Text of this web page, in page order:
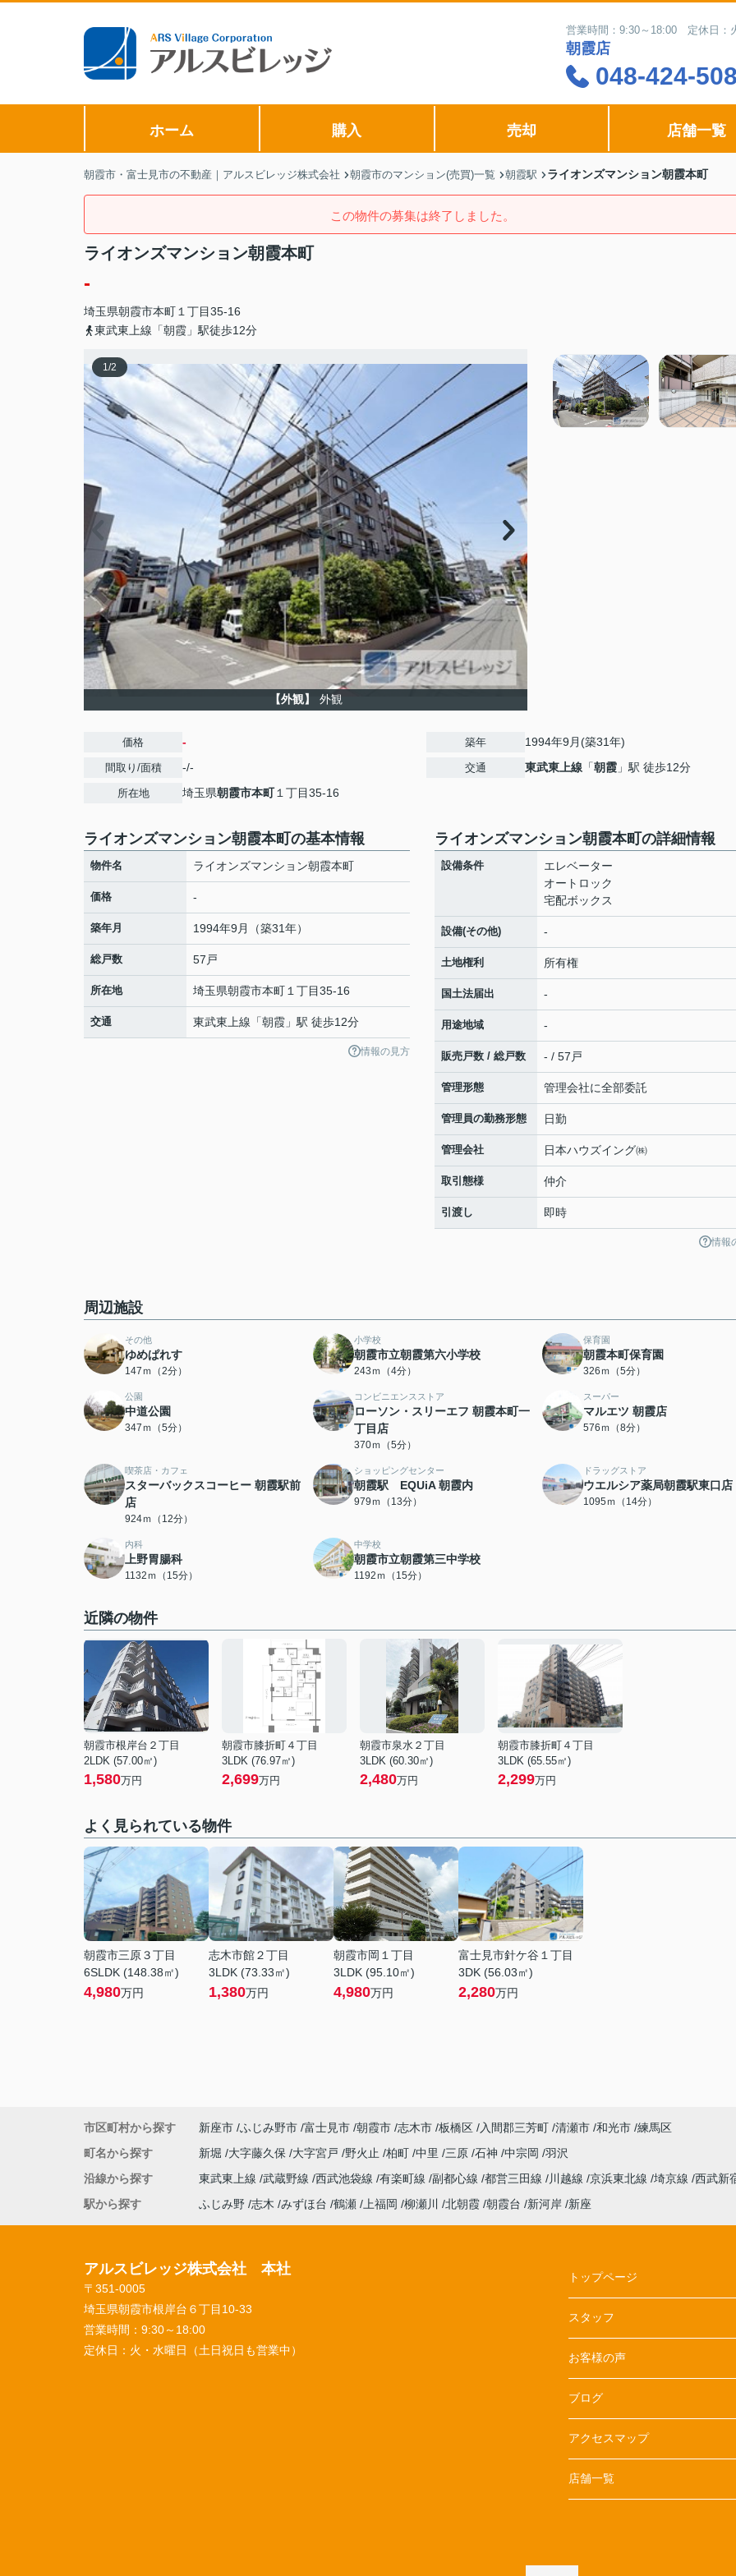
営業時間：9:30～18:00 定休日：
朝霞店
048-424-
ホーム 購入 売却 店舗一覧
朝霞市・富士見市の不動産｜アルスビレッジ株式会社 朝霞市のマンション(売買)一覧 朝霞駅 ライオンズマンション朝霞本町
この物件の募集は終了しました。
ライオンズマンション朝霞本町
-
埼玉県朝霞市本町 １丁目35-16
東武東上線「朝霞」駅徒歩12分
1/2
【外観】 外観
価格 -
間取り/面積 -/-
所在地 埼玉県朝霞市本町１丁目35-16
築年 1994年9月(築31年)
交通 東武東上線 「朝霞 」駅 徒歩12分
ライオンズマンション朝霞本町の基本情報
物件名 ライオンズマンション朝霞本町
価格 -
築年月 1994年9月（築31年）
総戸数 57戸
所在地 埼玉県朝霞市本町 １丁目35-16
交通 東武東上線 「朝霞 」駅 徒歩12分
情報の見方
ライオンズマンション朝霞本町の詳細情報
設備条件
エレベーター
オートロック
宅配ボックス
設備(その他) -
土地権利 所有権
国土法届出 -
用途地域 -
販売戸数 / 総戸数 - / 57戸
管理形態 管理会社に全部委託
管理員の勤務形態 日勤
管理会社 日本ハウズイング㈱
取引態様 仲介
引渡し 即時
情報
周辺施設
その他
ゆめぱれす
147ｍ（2分）
小学校
朝霞市立朝霞第六小学校
243ｍ（4分）
保育園
朝霞本町保育園
326ｍ（5分）
公園
中道公園
347ｍ（5分）
コンビニエンスストア
ローソン・スリーエフ 朝霞本町一
丁目店
370ｍ（5分）
スーパー
マルエツ 朝霞店
576ｍ（8分）
喫茶店・カフェ
スターバックスコーヒー 朝霞駅前
店
924ｍ（12分）
ショッピングセンター
朝霞駅 EQUiA 朝霞内
979ｍ（13分）
ドラッグストア
ウエルシア薬局朝霞駅東口店
1095ｍ（14分）
内科
上野胃腸科
1132ｍ（15分）
中学校
朝霞市立朝霞第三中学校
1192ｍ（15分）
近隣の物件
朝霞市根岸台２丁目
2LDK (57.00㎡)
1,580万円
朝霞市膝折町４丁目
3LDK (76.97㎡)
2,699万円
朝霞市泉水２丁目
3LDK (60.30㎡)
2,480万円
朝霞市膝折町４丁目
3LDK (65.55㎡)
2,299万円
よく見られている物件
朝霞市三原３丁目
6SLDK (148.38㎡)
4,980万円
志木市館２丁目
3LDK (73.33㎡)
1,380万円
朝霞市岡１丁目
3LDK (95.10㎡)
4,980万円
富士見市針ケ谷１丁目
3DK (56.03㎡)
2,280万円
市区町村から探す 新座市 ふじみ野市 富士見市 朝霞市 志木市 板橋区 入間郡三芳町 清瀬市 和光市 練馬区
町名から探す
新堀 大字藤久保 大字宮戸 野火止 柏町 中里 三原 石神 中宗岡
羽沢
沿線から探す
東武東上線 武蔵野線 西武池袋線 有楽町線 副都心線 都営三田線 川越線 京浜東北線 埼京線 西武新
駅から探す
ふじみ野 志木 みずほ台 鶴瀬 上福岡 柳瀬川 北朝霞 朝霞台 新河岸 新座
アルスビレッジ株式会社 本社
〒351-0005
埼玉県朝霞市根岸台６丁目10-33
営業時間： 9:30～18:00
定休日： 火・水曜日（土日祝日も営業中）
トップページ
スタッフ
お客様の声
ブログ
アクセスマップ
店舗一覧